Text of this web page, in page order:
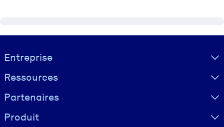
Visually hidden Text
Entreprise
Ressources
Partenaires
Produit